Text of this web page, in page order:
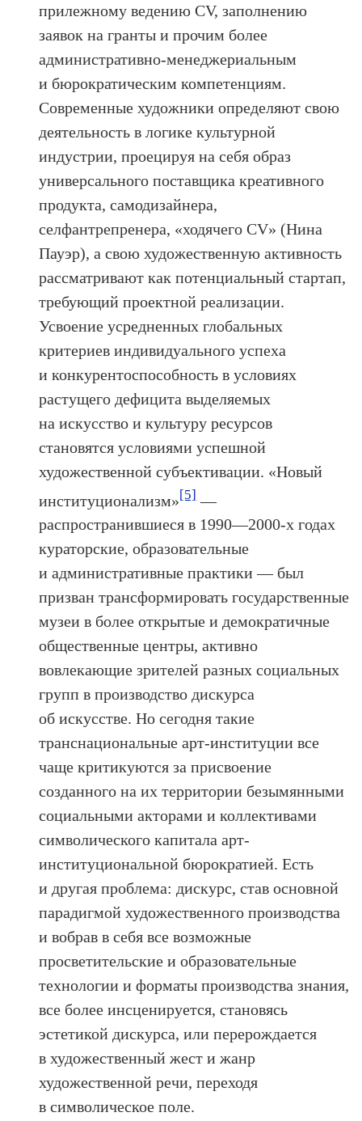
прилежному ведению CV, заполнению
заявок на гранты и прочим более
административно-менеджериальным
и бюрократическим компетенциям.
Современные художники определяют свою
деятельность в логике культурной
индустрии, проецируя на себя образ
универсального поставщика креативного
продукта, самодизайнера,
селфантрепренера, «ходячего CV» (Нина
Пауэр), а свою художественную активность
рассматривают как потенциальный стартап,
требующий проектной реализации.
Усвоение усредненных глобальных
критериев индивидуального успеха
и конкурентоспособность в условиях
растущего дефицита выделяемых
на искусство и культуру ресурсов
становятся условиями успешной
художественной субъективации. «Новый
институционализм»[5]—
распространившиеся в 1990—2000‑х годах
кураторские, образовательные
и административные практики — был
призван трансформировать государственные
музеи в более открытые и демократичные
общественные центры, активно
вовлекающие зрителей разных социальных
групп в производство дискурса
об искусстве. Но сегодня такие
транснациональные арт-институции все
чаще критикуются за присвоение
созданного на их территории безымянными
социальными акторами и коллективами
символического капитала арт-
институциональной бюрократией. Есть
и другая проблема: дискурс, став основной
парадигмой художественного производства
и вобрав в себя все возможные
просветительские и образовательные
технологии и форматы производства знания,
все более инсценируется, становясь
эстетикой дискурса, или перерождается
в художественный жест и жанр
художественной речи, переходя
в символическое поле.